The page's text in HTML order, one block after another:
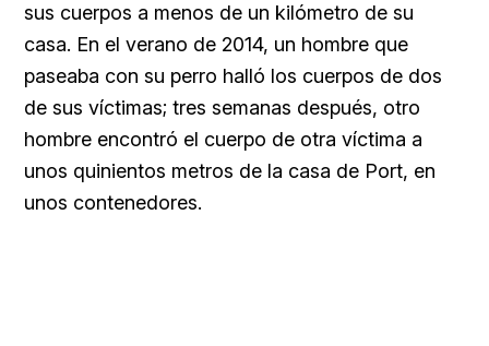
sus cuerpos a menos de un kilómetro de su
casa. En el verano de 2014, un hombre que
paseaba con su perro halló los cuerpos de dos
de sus víctimas; tres semanas después, otro
hombre encontró el cuerpo de otra víctima a
unos quinientos metros de la casa de Port, en
unos contenedores.